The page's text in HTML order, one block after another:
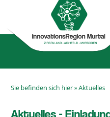
Sie befinden sich hier »Aktuelles
Aktuelles -